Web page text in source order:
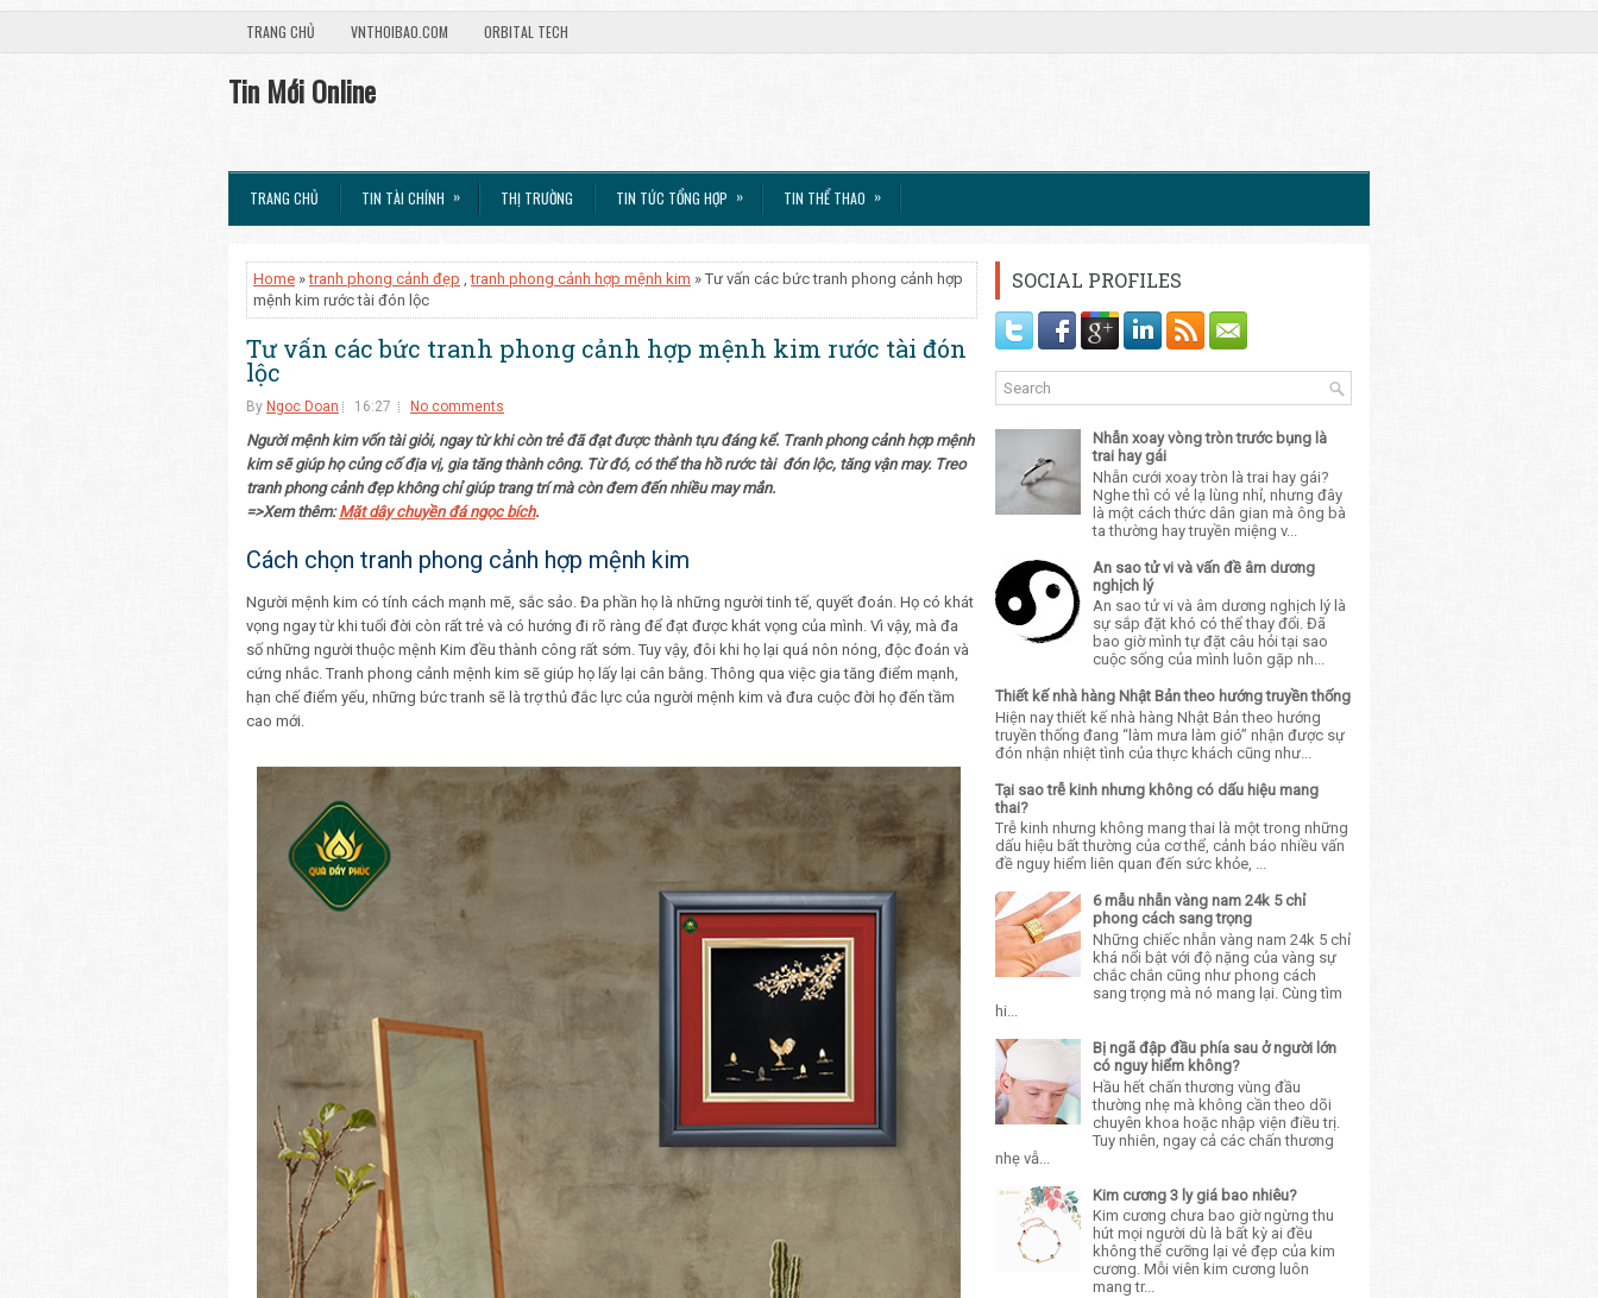
TRANG CHỦ VNTHOIBAO.COM ORBITAL TECH
Tin Mới Online
TRANG CHỦ TIN TÀI CHÍNH » THỊ TRƯỜNG TIN TỨC TỔNG HỢP » TIN THỂ THAO »
Home »tranh phong cảnh đẹp ,tranh phong cảnh hợp mệnh kim » Tư vấn các bức tranh phong cảnh hợp
mệnh kim rước tài đón lộc
Tư vấn các bức tranh phong cảnh hợp mệnh kim rước tài đón
lộc
By Ngoc Doan 16:27 No comments
Người mệnh kim vốn tài giỏi, ngay từ khi còn trẻ đã đạt được thành tựu đáng kể. Tranh phong cảnh hợp mệnh
kim sẽ giúp họ củng cố địa vị, gia tăng thành công. Từ đó, có thể tha hồ rước tài đón lộc, tăng vận may. Treo
tranh phong cảnh đẹp không chỉ giúp trang trí mà còn đem đến nhiều may mắn.
=>Xem thêm:Mặt dây chuyền đá ngọc bích.
Cách chọn tranh phong cảnh hợp mệnh kim
Người mệnh kim có tính cách mạnh mẽ, sắc sảo. Đa phần họ là những người tinh tế, quyết đoán. Họ có khát
vọng ngay từ khi tuổi đời còn rất trẻ và có hướng đi rõ ràng để đạt được khát vọng của mình. Vì vậy, mà đa
số những người thuộc mệnh Kim đều thành công rất sớm. Tuy vậy, đôi khi họ lại quá nôn nóng, độc đoán và
cứng nhắc. Tranh phong cảnh mệnh kim sẽ giúp họ lấy lại cân bằng. Thông qua việc gia tăng điểm mạnh,
hạn chế điểm yếu, những bức tranh sẽ là trợ thủ đắc lực của người mệnh kim và đưa cuộc đời họ đến tầm
cao mới.
SOCIAL PROFILES
Nhẫn xoay vòng tròn trước bụng là
trai hay gái
Nhẫn cưới xoay tròn là trai hay gái?
Nghe thì có vẻ lạ lùng nhỉ, nhưng đây
là một cách thức dân gian mà ông bà
ta thường hay truyền miệng v...
An sao tử vi và vấn đề âm dương
nghịch lý
An sao tử vi và âm dương nghịch lý là
sự sắp đặt khó có thể thay đổi. Đã
bao giờ mình tự đặt câu hỏi tại sao
cuộc sống của mình luôn gặp nh...
Thiết kế nhà hàng Nhật Bản theo hướng truyền thống
Hiện nay thiết kế nhà hàng Nhật Bản theo hướng
truyền thống đang “làm mưa làm gió” nhận được sự
đón nhận nhiệt tình của thực khách cũng như...
Tại sao trễ kinh nhưng không có dấu hiệu mang
thai?
Trễ kinh nhưng không mang thai là một trong những
dấu hiệu bất thường của cơ thể, cảnh báo nhiều vấn
đề nguy hiểm liên quan đến sức khỏe, ...
6 mẫu nhẫn vàng nam 24k 5 chỉ
phong cách sang trọng
Những chiếc nhẫn vàng nam 24k 5 chỉ
khá nổi bật với độ nặng của vàng sự
chắc chắn cũng như phong cách
sang trọng mà nó mang lại. Cùng tìm
hi...
Bị ngã đập đầu phía sau ở người lớn
có nguy hiểm không?
Hầu hết chấn thương vùng đầu
thường nhẹ mà không cần theo dõi
chuyên khoa hoặc nhập viện điều trị.
Tuy nhiên, ngay cả các chấn thương
nhẹ vẫ...
Kim cương 3 ly giá bao nhiêu?
Kim cương chưa bao giờ ngừng thu
hút mọi người dù là bất kỳ ai đều
không thể cưỡng lại vẻ đẹp của kim
cương. Mỗi viên kim cương luôn
mang tr...